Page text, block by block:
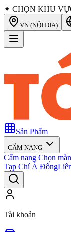
✦ CHỌN KHU
VN (NỘI ĐỊA)
Sản Phẩm
CẨM NANG
Cẩm nang Chọn
Tạp Chí Á Đông
Tài khoản